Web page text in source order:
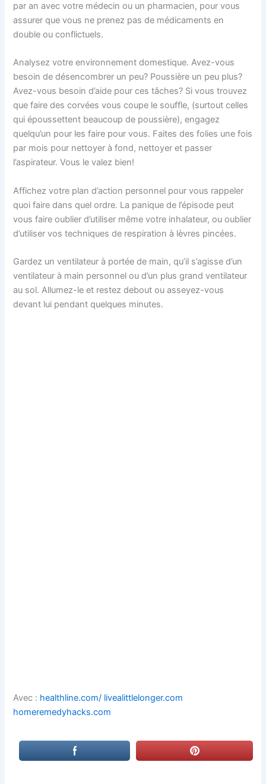
par an avec votre médecin ou un pharmacien, pour vous
assurer que vous ne prenez pas de médicaments en
double ou conflictuels.
Analysez votre environnement domestique. Avez-vous
besoin de désencombrer un peu? Poussière un peu plus?
Avez-vous besoin d’aide pour ces tâches? Si vous trouvez
que faire des corvées vous coupe le souffle, (surtout celles
qui époussettent beaucoup de poussière), engagez
quelqu’un pour les faire pour vous. Faites des folies une fois
par mois pour nettoyer à fond, nettoyer et passer
l’aspirateur. Vous le valez bien!
Affichez votre plan d’action personnel pour vous rappeler
quoi faire dans quel ordre. La panique de l’épisode peut
vous faire oublier d’utiliser même votre inhalateur, ou oublier
d’utiliser vos techniques de respiration à lèvres pincées.
Gardez un ventilateur à portée de main, qu’il s’agisse d’un
ventilateur à main personnel ou d’un plus grand ventilateur
au sol. Allumez-le et restez debout ou asseyez-vous
devant lui pendant quelques minutes.
Avec : healthline.com/ livealittlelonger.com
homeremedyhacks.com